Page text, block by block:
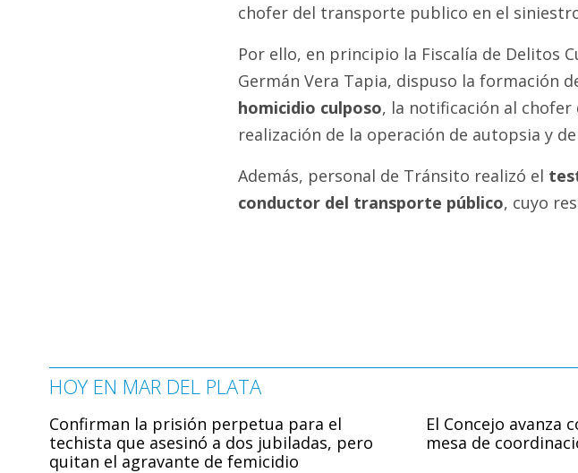
chofer del transporte publico en el
Por ello, en principio la Fiscalía de Delitos
Germán Vera Tapia, dispuso la formación
homicidio culposo, la notificación al chofer
realización de la operación de autopsia y
Además, personal de Tránsito realizó el
conductor del transporte público, cuyo
HOY EN MAR DEL PLATA
Confirman la prisión perpetua para el
techista que asesinó a dos jubiladas, pero
quitan el agravante de femicidio
El Concejo avanza
mesa de